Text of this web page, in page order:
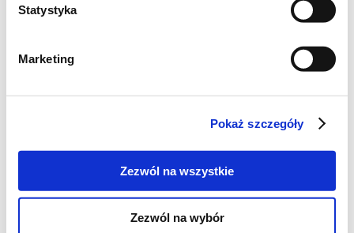
Statystyka
Marketing
Pokaż szczegóły
Zezwól na wszystkie
Zezwól na wybór